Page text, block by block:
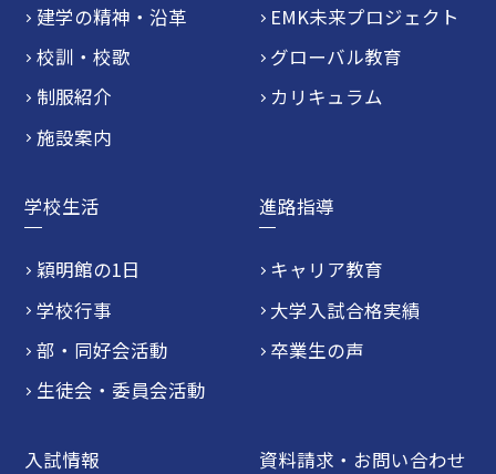
建学の精神・沿革
校訓・校歌
制服紹介
施設案内
EMK未来プロジェクト
グローバル教育
カリキュラム
学校生活
穎明館の1日
学校行事
部・同好会活動
生徒会・委員会活動
進路指導
キャリア教育
大学入試合格実績
卒業生の声
入試情報
資料請求・お問い合わせ